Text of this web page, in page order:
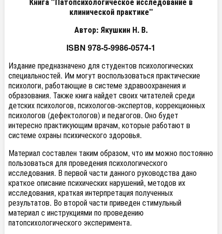
клинической практике"
Автор: Якушкин Н. В.
ISBN 978-5-9986-0574-1
Издание предназначено для студентов психологических
специальностей. Им могут воспользоваться практические
психологи, работающие в системе здравоохранения и
образования. Также книга найдет своих читателей среди
детских психологов, психологов-экспертов, коррекционных
психологов (дефектологов) и педагогов. Оно будет
интересно практикующим врачам, которые работают в
системе охраны психического здоровья.
Материал составлен таким образом, что им можно постоянно
пользоваться для проведения психологического
исследования. В первой части данного руководства дано
краткое описание психических нарушений, методов их
исследования, краткая интерпретация полученных
результатов. Во второй части приведен стимульный
материал с инструкциями по проведению
патопсихологического эксперимента.